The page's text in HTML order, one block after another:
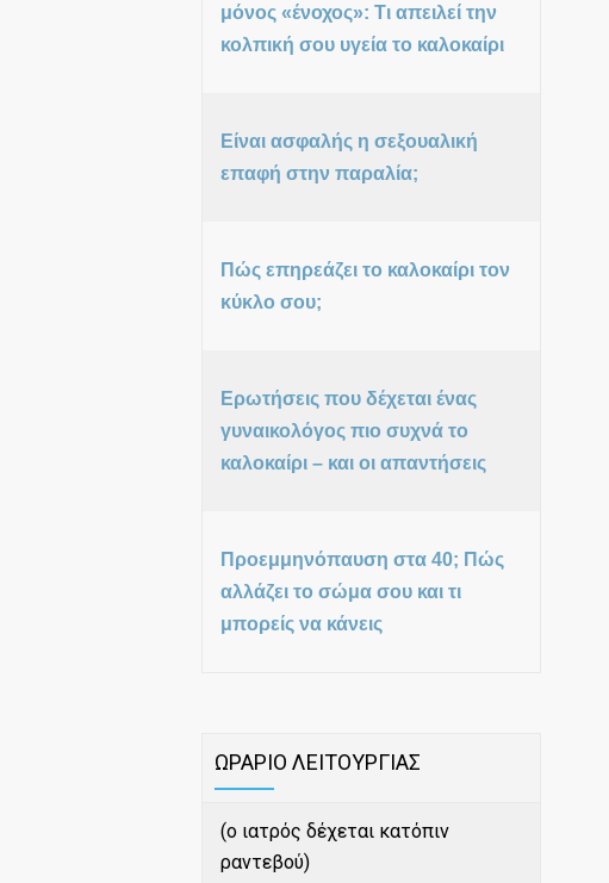
μόνος «ένοχος»: Τι απειλεί την
κολπική σου υγεία το καλοκαίρι
Είναι ασφαλής η σεξουαλική
επαφή στην παραλία;
Πώς επηρεάζει το καλοκαίρι τον
κύκλο σου;
Ερωτήσεις που δέχεται ένας
γυναικολόγος πιο συχνά το
καλοκαίρι – και οι απαντήσεις
Προεμμηνόπαυση στα 40; Πώς
αλλάζει το σώμα σου και τι
μπορείς να κάνεις
ΩΡΑΡΙΟ ΛΕΙΤΟΥΡΓΙΑΣ
(ο ιατρός δέχεται κατόπιν
ραντεβού)